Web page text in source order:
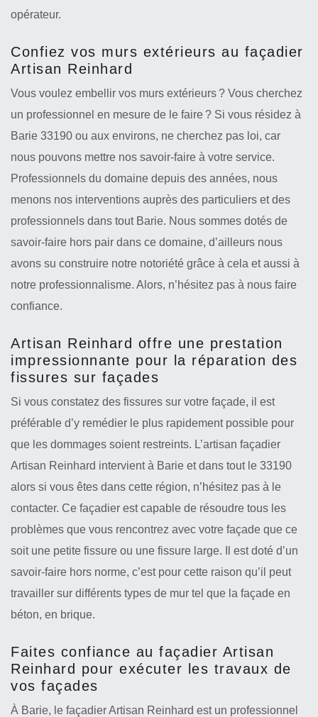
opérateur.
Confiez vos murs extérieurs au façadier
Artisan Reinhard
Vous voulez embellir vos murs extérieurs ? Vous cherchez
un professionnel en mesure de le faire ? Si vous résidez à
Barie 33190 ou aux environs, ne cherchez pas loi, car
nous pouvons mettre nos savoir-faire à votre service.
Professionnels du domaine depuis des années, nous
menons nos interventions auprès des particuliers et des
professionnels dans tout Barie. Nous sommes dotés de
savoir-faire hors pair dans ce domaine, d’ailleurs nous
avons su construire notre notoriété grâce à cela et aussi à
notre professionnalisme. Alors, n’hésitez pas à nous faire
confiance.
Artisan Reinhard offre une prestation
impressionnante pour la réparation des
fissures sur façades
Si vous constatez des fissures sur votre façade, il est
préférable d’y remédier le plus rapidement possible pour
que les dommages soient restreints. L’artisan façadier
Artisan Reinhard intervient à Barie et dans tout le 33190
alors si vous êtes dans cette région, n’hésitez pas à le
contacter. Ce façadier est capable de résoudre tous les
problèmes que vous rencontrez avec votre façade que ce
soit une petite fissure ou une fissure large. Il est doté d’un
savoir-faire hors norme, c’est pour cette raison qu’il peut
travailler sur différents types de mur tel que la façade en
béton, en brique.
Faites confiance au façadier Artisan
Reinhard pour exécuter les travaux de
vos façades
À Barie, le façadier Artisan Reinhard est un professionnel